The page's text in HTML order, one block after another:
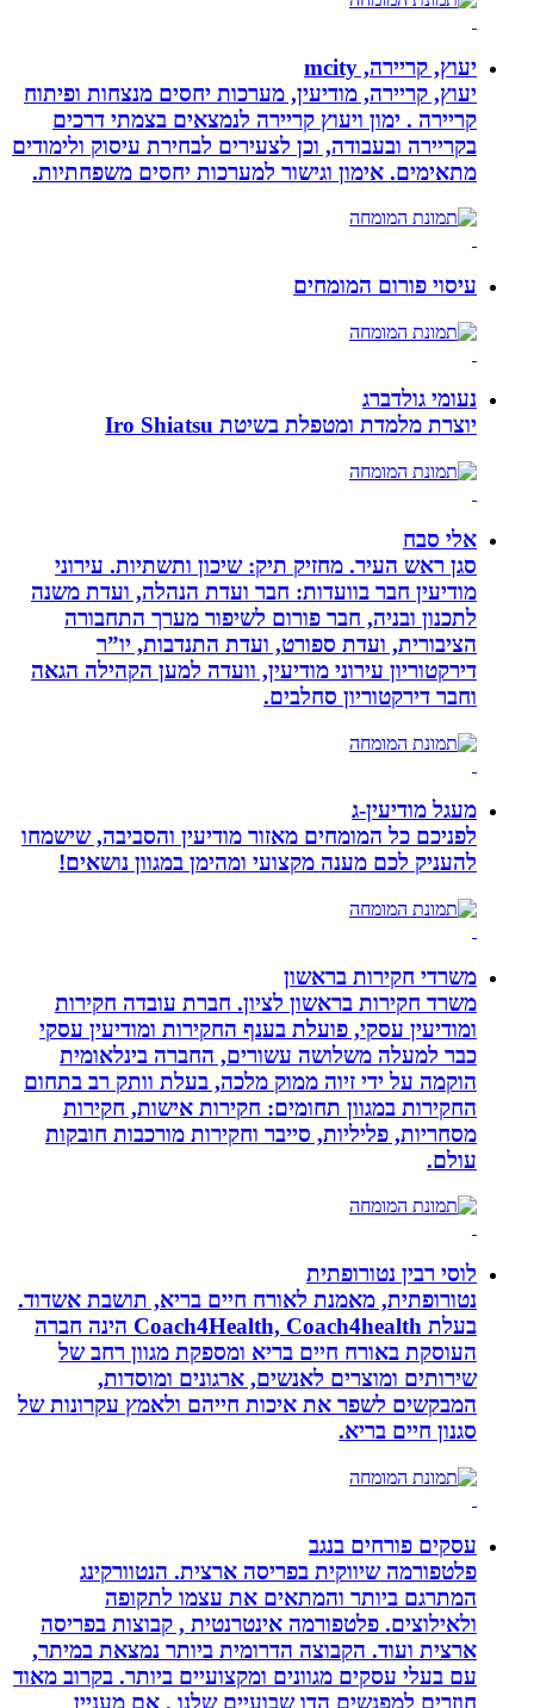
יעוץ, קריירה, mcity
יעוץ, קריירה, מודיעין, מערכות יחסים מנצחות ופיתוח
קריירה . ימון ויעוץ קריירה לנמצאים בצמתי דרכים
בקריירה ובעבודה, וכן לצעירים לבחירת עיסוק ולימודים
מתאימים. אימון וגישור למערכות יחסים משפחתיות.
עיסוי פורום המומחים
נעומי גולדברג
יוצרת מלמדת ומטפלת בשיטת Iro Shiatsu
אלי סבח
סגן ראש העיר. מחזיק תיק: שיכון ותשתיות. עירוני
מודיעין חבר בוועדות: חבר ועדת הנהלה, ועדת משנה
לתכנון ובניה, חבר פורום לשיפור מערך התחבורה
הציבורית, ועדת ספורט, ועדת התנדבות, יו”ר
דירקטוריון עירוני מודיעין, וועדה למען הקהילה הגאה
וחבר דירקטוריון סחלבים.
מעגל מודיעין-ג
לפניכם כל המומחים מאזור מודיעין והסביבה, שישמחו
להעניק לכם מענה מקצועי ומהימן במגוון נושאים!
משרדי חקירות בראשון
משרד חקירות בראשון לציון. חברת עובדה חקירות
ומודיעין עסקי, פועלת בענף החקירות ומודיעין עסקי
כבר למעלה משלושה עשורים, החברה בינלאומית
הוקמה על ידי זיוה ממוק מלכה, בעלת וותק רב בתחום
החקירות במגוון תחומים: חקירות אישות, חקירות
מסחריות, פליליות, סייבר וחקירות מורכבות חובקות
עולם.
לוסי רבין נטורופתית
נטורופתית, מאמנת לאורח חיים בריא, תושבת אשדוד.
בעלת Coach4Health, Coach4health הינה חברה
העוסקת באורח חיים בריא ומספקת מגוון רחב של
שירותים ומוצרים לאנשים, ארגונים ומוסדות,
המבקשים לשפר את איכות חייהם ולאמץ עקרונות של
סגנון חיים בריא.
עסקים פורחים בנגב
פלטפורמה שיווקית בפריסה ארצית. הנטוורקינג
המתרגם ביותר והמתאים את עצמו לתקופה
ולאילוצים. פלטפורמה אינטרנטית , קבוצות בפריסה
ארצית ועוד. הקבוצה הדרומית ביותר נמצאת במיתר,
עם בעלי עסקים מגוונים ומקצועיים ביותר. בקרוב מאוד
חוזרים למפגשים הדו שבועיים שלנו , אם מעניין